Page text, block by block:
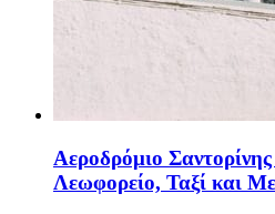
Αεροδρόμιο
Λεωφορείο, Ταξί και